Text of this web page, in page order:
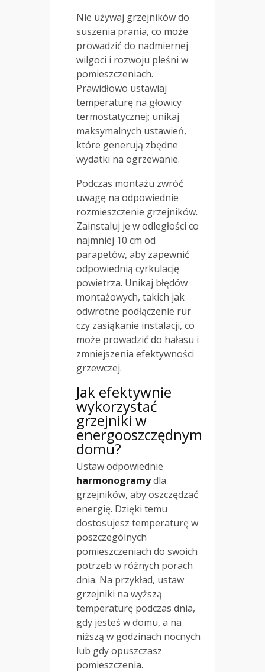
Nie używaj grzejników do
suszenia prania, co może
prowadzić do nadmiernej
wilgoci i rozwoju pleśni w
pomieszczeniach.
Prawidłowo ustawiaj
temperaturę na głowicy
termostatycznej; unikaj
maksymalnych ustawień,
które generują zbędne
wydatki na ogrzewanie.
Podczas montażu zwróć
uwagę na odpowiednie
rozmieszczenie grzejników.
Zainstaluj je w odległości co
najmniej 10 cm od
parapetów, aby zapewnić
odpowiednią cyrkulację
powietrza. Unikaj błędów
montażowych, takich jak
odwrotne podłączenie rur
czy zasiąkanie instalacji, co
może prowadzić do hałasu i
zmniejszenia efektywności
grzewczej.
Jak efektywnie
wykorzystać
grzejniki w
energooszczędnym
domu?
Ustaw odpowiednie
harmonogramydla
grzejników, aby oszczędzać
energię. Dzięki temu
dostosujesz temperaturę w
poszczególnych
pomieszczeniach do swoich
potrzeb w różnych porach
dnia. Na przykład, ustaw
grzejniki na wyższą
temperaturę podczas dnia,
gdy jesteś w domu, a na
niższą w godzinach nocnych
lub gdy opuszczasz
pomieszczenia.